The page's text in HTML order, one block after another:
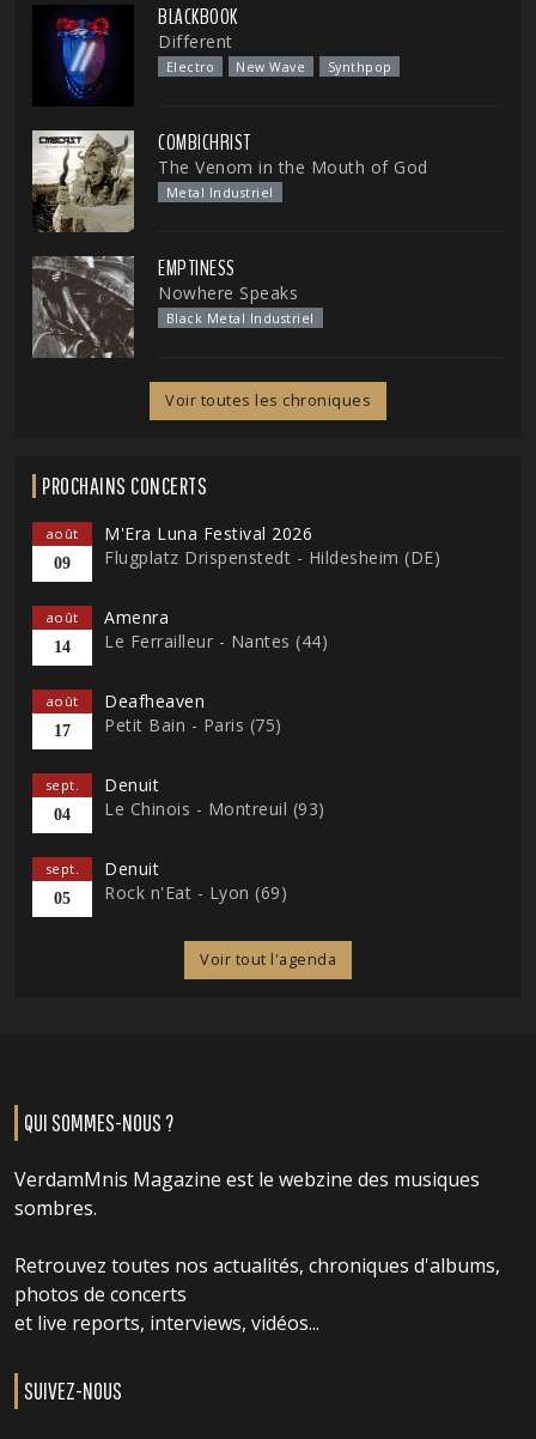
BLACKBOOK
Different
Electro New Wave Synthpop
COMBICHRIST
The Venom in the Mouth of God
Metal Industriel
EMPTINESS
Nowhere Speaks
Black Metal Industriel
Voir toutes les chroniques
PROCHAINS CONCERTS
août
09
M'Era Luna Festival 2026
Flugplatz Drispenstedt - Hildesheim (DE)
août
14
Amenra
Le Ferrailleur - Nantes (44)
août
17
Deafheaven
Petit Bain - Paris (75)
sept.
04
Denuit
Le Chinois - Montreuil (93)
sept.
05
Denuit
Rock n'Eat - Lyon (69)
Voir tout l'agenda
QUI SOMMES-NOUS ?
VerdamMnis Magazine est le webzine des musiques
sombres.
Retrouvez toutes nos actualités, chroniques d'albums,
photos de concerts
et live reports, interviews, vidéos...
SUIVEZ-NOUS